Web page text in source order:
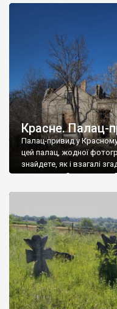
Красне. Палац-
Палац-привид у
цей палац, жодної
знайдете, як і взагалі
мешканець Самгородка.